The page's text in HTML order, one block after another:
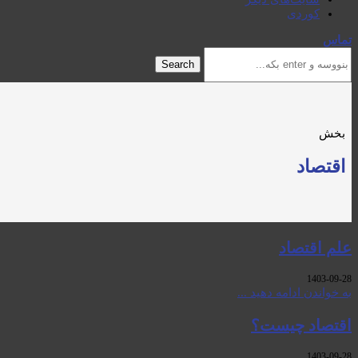
کوردی
تماس
Search
بخش
اقتصاد
علم اقتصاد
1403-09-28
بە خواندن ادامە دهید ...
اقتصاد چيست؟